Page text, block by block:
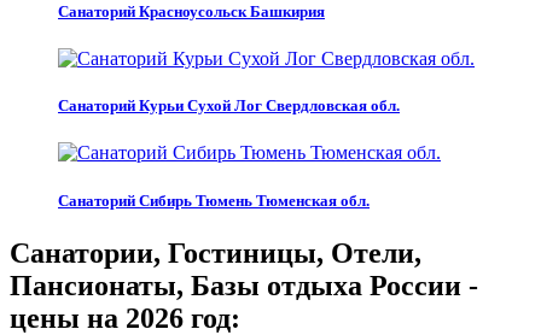
Санаторий Красноусольск Башкирия
Санаторий Курьи Сухой Лог Свердловская обл.
Санаторий Сибирь Тюмень Тюменская обл.
Санатории, Гостиницы, Отели,
Пансионаты, Базы отдыха России -
цены на 2026 год: